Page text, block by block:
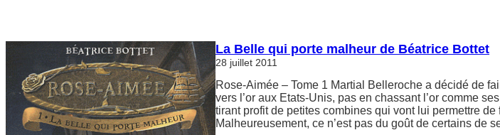
La Belle qui porte malheur de Béatrice Bottet
28 juillet 2011
Rose-Aimée – Tome 1 Martial Belleroche a décidé de
vers l’or aux Etats-Unis, pas en chassant l’or comme
tirant profit de petites combines qui vont lui permettre de
Malheureusement, ce n’est pas du goût de certains de